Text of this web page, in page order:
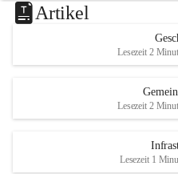
Artikel
Lesezeit 2
Lesezeit 2
Lesezeit 1